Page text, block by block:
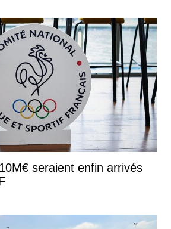
seraient enfin arrivés